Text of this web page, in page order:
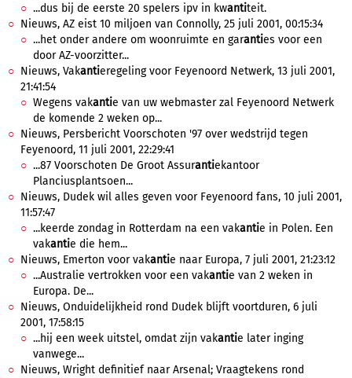
...dus bij de eerste 20 spelers ipv in kwantiteit.
Nieuws, AZ eist 10 miljoen van Connolly, 25 juli 2001, 00:15:34
...het onder andere om woonruimte en garanties voor een
door AZ-voorzitter...
Nieuws, Vakantieregeling voor Feyenoord Netwerk, 13 juli 2001,
21:41:54
Wegens vakantie van uw webmaster zal Feyenoord Netwerk
de komende 2 weken op...
Nieuws, Persbericht Voorschoten '97 over wedstrijd tegen
Feyenoord, 11 juli 2001, 22:29:41
...87 Voorschoten De Groot Assurantiekantoor
Planciusplantsoen...
Nieuws, Dudek wil alles geven voor Feyenoord fans, 10 juli 2001,
11:57:47
...keerde zondag in Rotterdam na een vakantie in Polen. Een
vakantie die hem...
Nieuws, Emerton voor vakantie naar Europa, 7 juli 2001, 21:23:12
...Australie vertrokken voor een vakantie van 2 weken in
Europa. De...
Nieuws, Onduidelijkheid rond Dudek blijft voortduren, 6 juli
2001, 17:58:15
...hij een week uitstel, omdat zijn vakantie later inging
vanwege...
Nieuws, Wright definitief naar Arsenal; Vraagtekens rond